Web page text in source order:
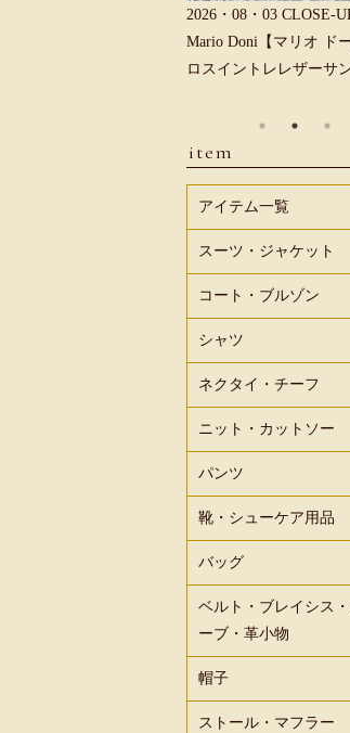
2026・08・03 CLOSE-
Mario Doni【マリオ ド
ロスイントレレザーサ
item
アイテム一覧
スーツ・ジャケット
コート・ブルゾン
シャツ
ネクタイ・チーフ
ニット・カットソー
パンツ
靴・シューケア用品
バッグ
ベルト・ブレイシス
ーブ・革小物
帽子
ストール・マフラー